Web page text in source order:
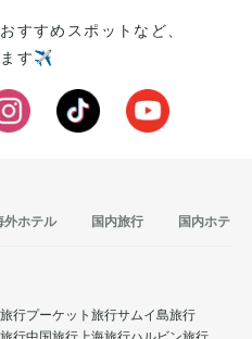
すすめスポットなど、
ます✈️
外ホテル 国内旅行 国内ホテル
行プーケット旅行サムイ島旅行